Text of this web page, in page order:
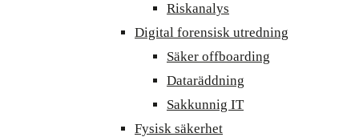
Riskanalys
Digital forensisk utredning
Säker offboarding
Dataräddning
Sakkunnig IT
Fysisk säkerhet